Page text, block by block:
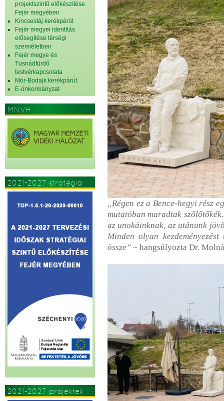
projektszintű előkészítése
Fejér megyében
Kincsestáj kerékpárút
Fejér megyei identitás
elősegítése térségi
szemléletben
Fejér megye és
Tusnádfürdő
testvérkapcsolata
Mór-Bodajk kerékpárút
E-önkormányzat
MNVH
2021-2027 stratégia
2021-2027 projektek
„Régen ez a Bence-hegyi rész
mutatóban maradtak
az unokáinknak, az utánunk
Minden olyan
össze” – hangsúlyozta Dr.